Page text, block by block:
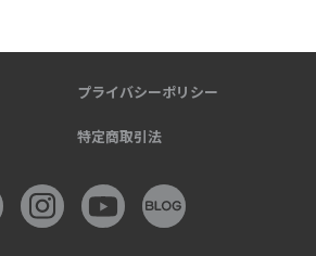
プライバシーポリシー
特定商取引法